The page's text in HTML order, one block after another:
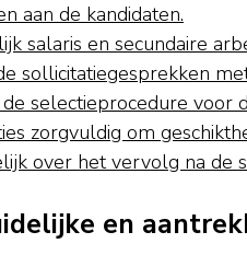
aan de kandidaten.
salaris en secundaire
sollicitatiegesprekken
selectieprocedure voor
zorgvuldig om
over het vervolg na de
en